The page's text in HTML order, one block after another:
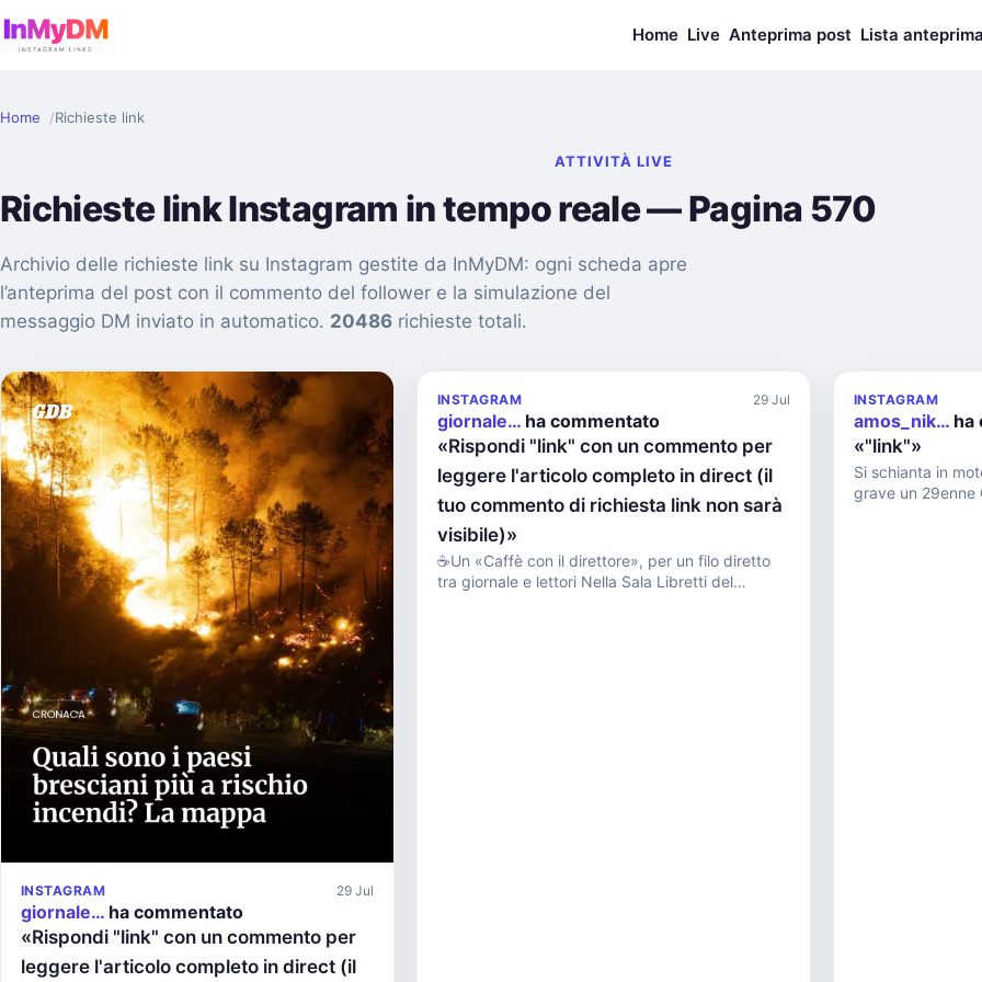
Home Live Anteprima post Lista anteprima
Home Richieste link
ATTIVITÀ LIVE
Richieste link Instagram in tempo reale — Pagina 570
Archivio delle richieste link su Instagram gestite da InMyDM: ogni scheda apre
l’anteprima del post con il commento del follower e la simulazione del
messaggio DM inviato in automatico. 20486 richieste totali.
INSTAGRAM 29 Jul
giornale… ha commentato
«Rispondi "link" con un commento per
leggere l'articolo completo in direct (il
INSTAGRAM 29 Jul
giornale… ha commentato
«Rispondi "link" con un commento per
leggere l'articolo completo in direct (il
tuo commento di richiesta link non sarà
visibile)»
☕Un «Caffè con il direttore», per un filo diretto
tra giornale e lettori Nella Sala Libretti del
INSTAGRAM
amos_nik… ha
«"link"»
Si schianta in
grave un 29enne Grave incidente ieri sera a